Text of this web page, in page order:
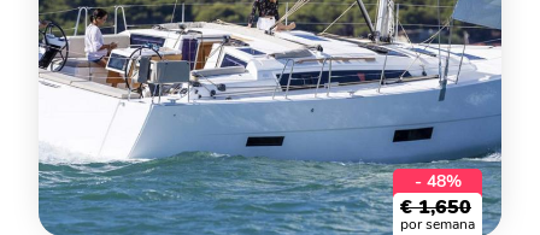
- 48%
€ 1,650
por semana